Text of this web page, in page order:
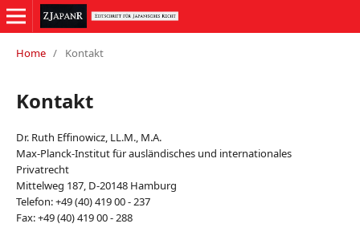
Home / Kontakt
Kontakt
Dr. Ruth Effinowicz, LL.M., M.A.
Max-Planck-Institut für ausländisches und internationales
Privatrecht
Mittelweg 187, D-20148 Hamburg
Telefon: +49 (40) 419 00 - 237
Fax: +49 (40) 419 00 - 288